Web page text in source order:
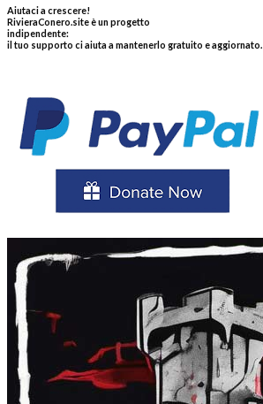
Aiutaci a crescere!
RivieraConero.site è un progetto
indipendente:
il tuo supporto ci aiuta a mantenerlo gratuito e aggiornato.